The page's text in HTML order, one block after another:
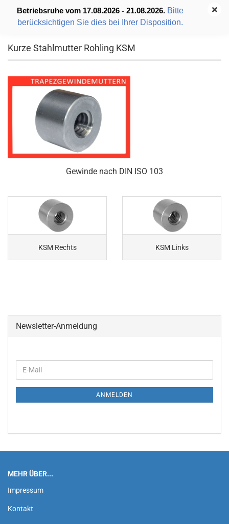
Betriebsruhe vom 17.08.2026 - 21.08.2026. Bitte
berücksichtigen Sie dies bei Ihrer Disposition.
Kurze Stahlmutter Rohling KSM
Gewinde nach DIN ISO 103
KSM Rechts KSM Links
Newsletter-Anmeldung
ZUR
E-
Mail
ANMELDEN
MEHR ÜBER...
Impressum
Kontakt